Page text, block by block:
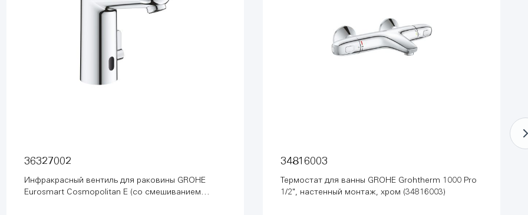
36327002
Инфракрасный вентиль для раковины GROHE
Eurosmart Cosmopolitan E (со смешиванием
34816003
Термостат для ванны GROHE Grohtherm 1000 Pro
1/2", настенный монтаж, хром (34816003)